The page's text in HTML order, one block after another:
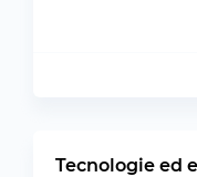
Tecnologie ed